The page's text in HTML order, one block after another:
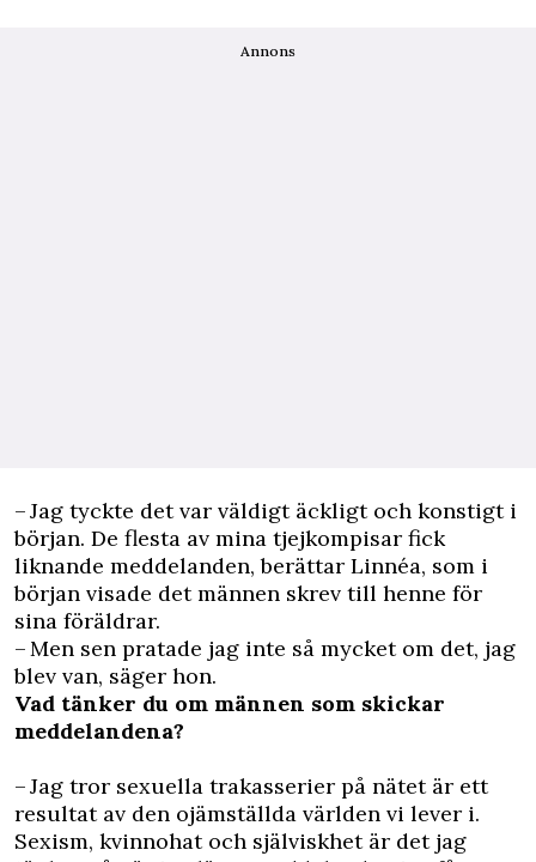
Annons
– Jag tyckte det var väldigt äckligt och konstigt i
början. De flesta av mina tjejkompisar fick
liknande meddelanden, berättar Linnéa, som i
början visade det männen skrev till henne för
sina föräldrar.
– Men sen pratade jag inte så mycket om det, jag
blev van, säger hon.
Vad tänker du om männen som skickar
meddelandena?
– Jag tror sexuella trakasserier på nätet är ett
resultat av den ojämställda världen vi lever i.
Sexism, kvinnohat och själviskhet är det jag